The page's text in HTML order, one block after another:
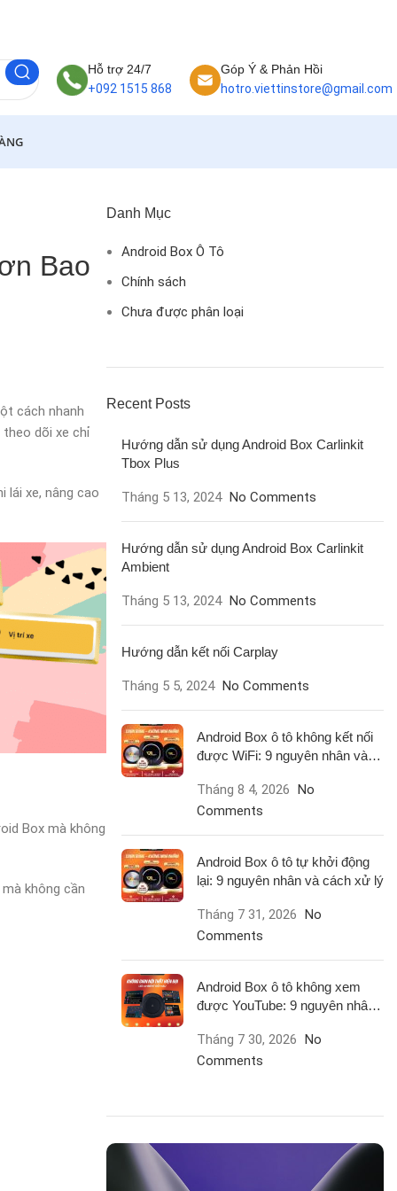
Hỗ trợ 24/7
+092 1515 868
Góp Ý & Phản Hồi
hotro.viettinstore@gmail.com
Bao
cách nhanh
theo dõi xe chỉ
lái xe, nâng cao
Box mà không
không cần
Danh Mục
Android Box Ô Tô
Chính sách
Chưa được phân loại
Recent Posts
Hướng dẫn sử dụng Android Box Carlinkit
Tbox Plus
Tháng 5 13, 2024 No Comments
Hướng dẫn sử dụng Android Box Carlinkit
Ambient
Tháng 5 13, 2024 No Comments
Hướng dẫn kết nối Carplay
Tháng 5 5, 2024 No Comments
Android Box ô tô không kết nối
được WiFi: 9 nguyên nhân và
Tháng 8 4, 2026 No
Comments
Android Box ô tô tự khởi động
lại: 9 nguyên nhân và cách xử lý
Tháng 7 31, 2026 No
Comments
Android Box ô tô không xem
được YouTube: 9 nguyên nhân
Tháng 7 30, 2026 No
Comments